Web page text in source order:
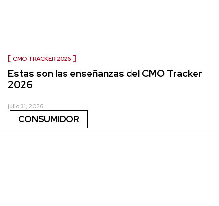
CMO TRACKER 2026
Estas son las enseñanzas del CMO Tracker
2026
julio 31, 2026
CONSUMIDOR